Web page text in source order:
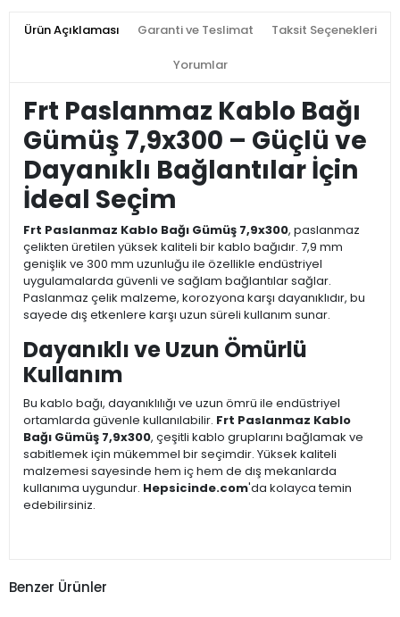
Ürün Açıklaması Garanti ve Teslimat Taksit Seçenekleri
Yorumlar
Frt Paslanmaz Kablo Bağı
Gümüş 7,9x300 – Güçlü ve
Dayanıklı Bağlantılar İçin
İdeal Seçim
Frt Paslanmaz Kablo Bağı Gümüş 7,9x300, paslanmaz
çelikten üretilen yüksek kaliteli bir kablo bağıdır. 7,9 mm
genişlik ve 300 mm uzunluğu ile özellikle endüstriyel
uygulamalarda güvenli ve sağlam bağlantılar sağlar.
Paslanmaz çelik malzeme, korozyona karşı dayanıklıdır, bu
sayede dış etkenlere karşı uzun süreli kullanım sunar.
Dayanıklı ve Uzun Ömürlü
Kullanım
Bu kablo bağı, dayanıklılığı ve uzun ömrü ile endüstriyel
ortamlarda güvenle kullanılabilir. Frt Paslanmaz Kablo
Bağı Gümüş 7,9x300, çeşitli kablo gruplarını bağlamak ve
sabitlemek için mükemmel bir seçimdir. Yüksek kaliteli
malzemesi sayesinde hem iç hem de dış mekanlarda
kullanıma uygundur. Hepsicinde.com'da kolayca temin
edebilirsiniz.
Benzer Ürünler